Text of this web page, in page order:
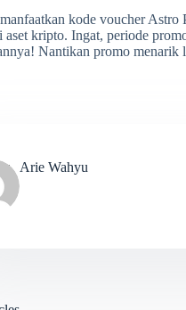
kode voucher
aset kripto. Ingat, periode
Nantikan promo menarik
Arie Wahyu